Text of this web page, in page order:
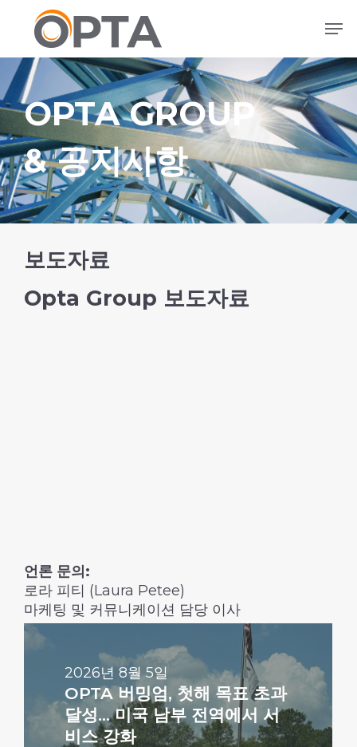
건
너
기
메뉴
OPTA GROUP
& 공지사항
보도자료
Opta Group 보도자료
언론 문의:
로라 피티 (Laura Petee)
마케팅 및 커뮤니케이션 담당 이사
2026년 8월 5일
OPTA 버밍엄, 첫해 목표 초과
달성… 미국 남부 전역에서 서
비스 강화
더
보